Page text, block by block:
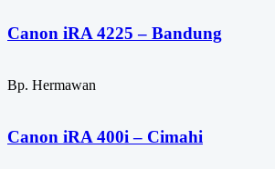
Canon iRA 4225 – Bandung
Bp. Hermawan
Canon iRA 400i – Cimahi